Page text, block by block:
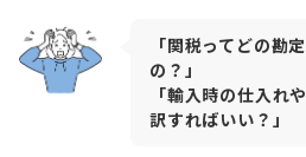
「関税ってどの勘
の？」
「輸入時の仕入れ
訳すればいい？」